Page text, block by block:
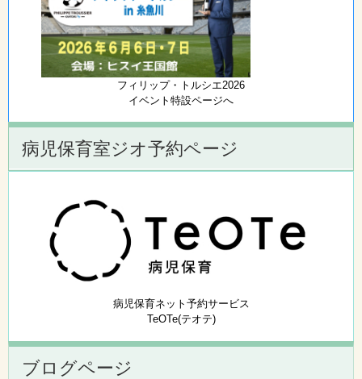
フィリップ・トルシエ2026
イベント特設ページへ
病児保育室ジオ予約ページ
病児保育ネット予約サービス
TeOTe(テオテ)
ブログページ